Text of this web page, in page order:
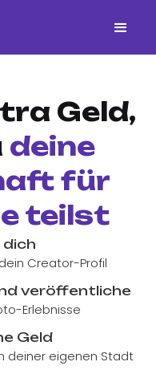
Geld,
deine
für
teilst
dich
Creator-Profil
veröffentliche
Erlebnisse
Geld
deiner eigenen Stadt